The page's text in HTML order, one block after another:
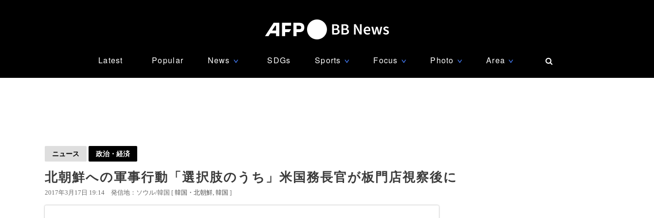
Latest Popular News ∨ SDGs Sports ∨ Focus ∨ Photo ∨ Area ∨
ニュース 政治・経済
北朝鮮への軍事行動「選択肢のうち」米国務長官が板門店視察後に
2017年3月17日 19:14 発信地：ソウル/韓国 [ 韓国・北朝鮮 韓国 ]